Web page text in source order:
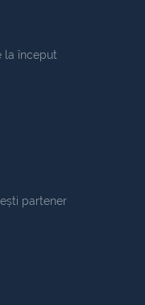
la început
partener